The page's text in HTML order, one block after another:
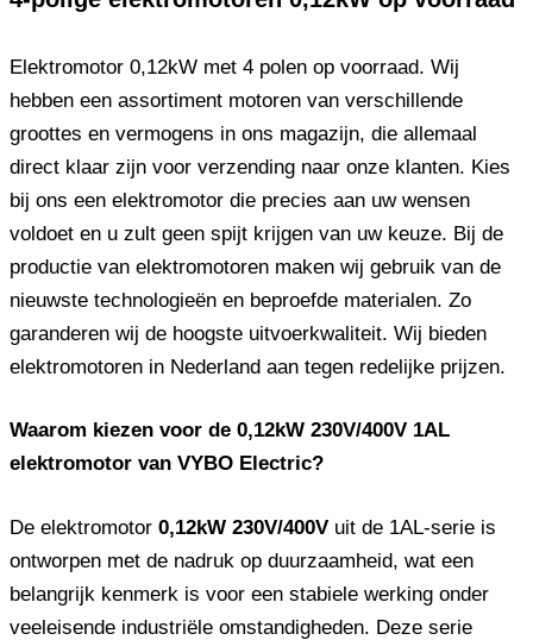
Elektromotor 0,12kW met 4 polen op voorraad. Wij
hebben een assortiment motoren van verschillende
groottes en vermogens in ons magazijn, die allemaal
direct klaar zijn voor verzending naar onze klanten. Kies
bij ons een elektromotor die precies aan uw wensen
voldoet en u zult geen spijt krijgen van uw keuze. Bij de
productie van elektromotoren maken wij gebruik van de
nieuwste technologieën en beproefde materialen. Zo
garanderen wij de hoogste uitvoerkwaliteit. Wij bieden
elektromotoren in Nederland aan tegen redelijke prijzen.
Waarom kiezen voor de 0,12kW 230V/400V 1AL
elektromotor van VYBO Electric?
De elektromotor 0,12kW 230V/400V uit de 1AL-serie is
ontworpen met de nadruk op duurzaamheid, wat een
belangrijk kenmerk is voor een stabiele werking onder
veeleisende industriële omstandigheden. Deze serie